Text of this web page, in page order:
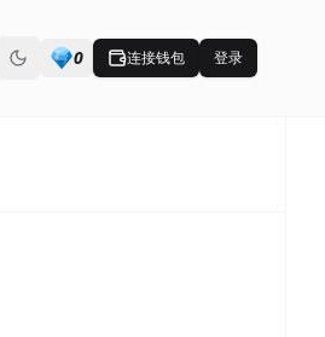
0 连接钱包 登录